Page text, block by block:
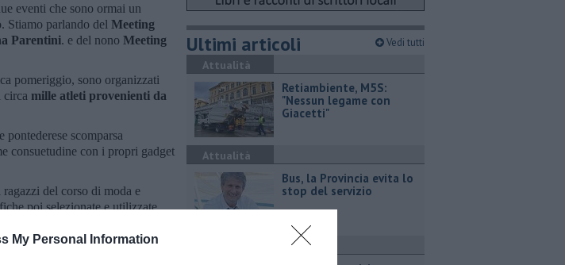
My Personal Information
eventi che sono ormai un
Stiamo parlando del Meeting
Parentini. e del nono Meeting
pomeriggio, sono organizzati
circa mille atleti provenienti da
scomparsa
consuetudine con i propri gadget
del corso di moda e
poi selezionate e utilizzate
della propria denuncia dei
Ultimi articoli Vedi tutti
Attualità
Retiambiente, M5S:
"Nessun legame con
Giacetti"
Attualità
Bus, la Provincia evita lo
stop del servizio